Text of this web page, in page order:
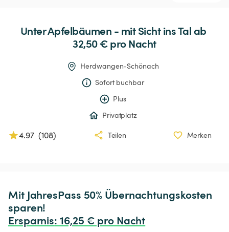
UnterApfelbäumen - mitSichtinsTal ab
32,50 € pro Nacht
Herdwangen-Schönach
Sofort buchbar
Plus
Privatplatz
4.97 (108) Teilen Merken
Mit JahresPass 50% Übernachtungskosten
Ersparnis: 16,25 € pro Nacht